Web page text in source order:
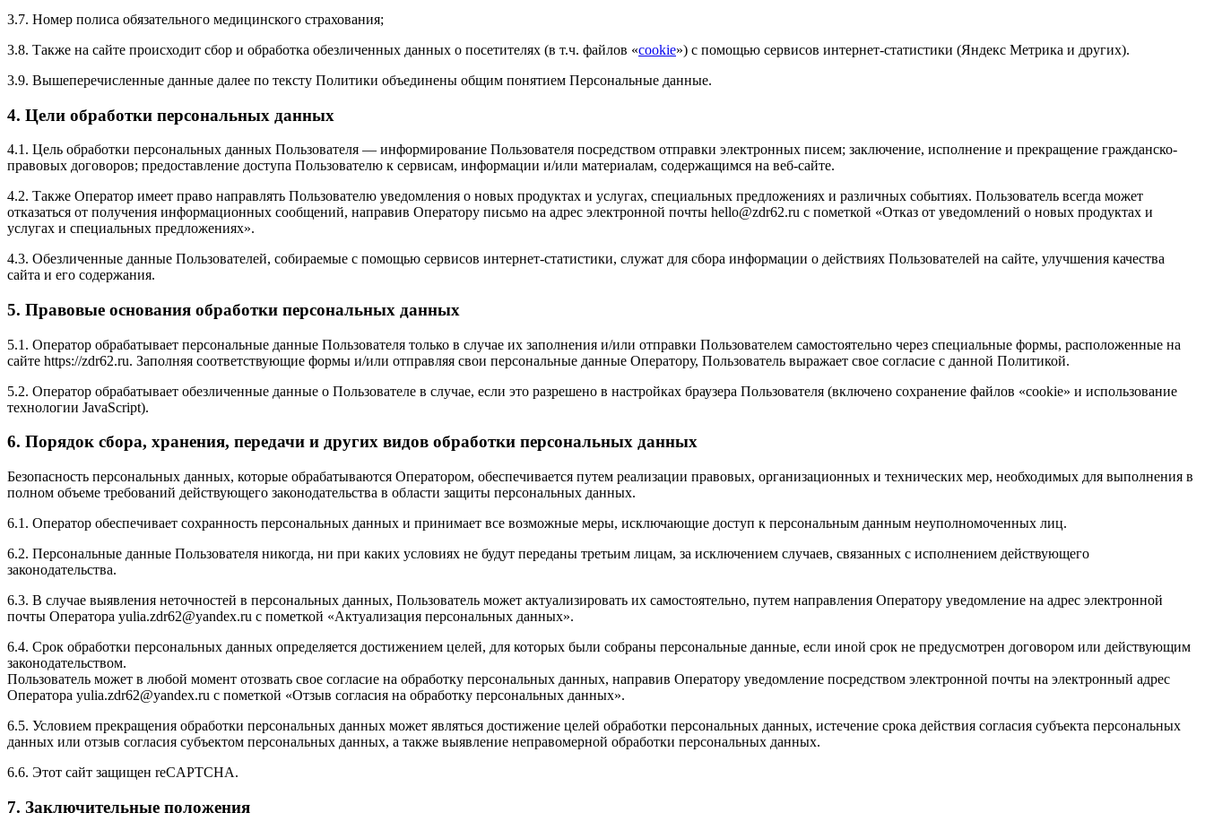
3.7. Номер полиса обязательного медицинского страхования;
3.8. Также на сайте происходит сбор и обработка обезличенных данных о посетителях (в т.ч. файлов «cookie») с помощью сервисов интернет-статистики (Яндекс Метрика и других).
3.9. Вышеперечисленные данные далее по тексту Политики объединены общим понятием Персональные данные.
4. Цели обработки персональных данных
4.1. Цель обработки персональных данных Пользователя — информирование Пользователя посредством отправки электронных писем; заключение, исполнение и прекращение гражданско-
правовых договоров; предоставление доступа Пользователю к сервисам, информации и/или материалам, содержащимся на веб-сайте.
4.2. Также Оператор имеет право направлять Пользователю уведомления о новых продуктах и услугах, специальных предложениях и различных событиях. Пользователь всегда может
отказаться от получения информационных сообщений, направив Оператору письмо на адрес электронной почты hello@zdr62.ru с пометкой «Отказ от уведомлений о новых продуктах и
услугах и специальных предложениях».
4.3. Обезличенные данные Пользователей, собираемые с помощью сервисов интернет-статистики, служат для сбора информации о действиях Пользователей на сайте, улучшения качества
сайта и его содержания.
5. Правовые основания обработки персональных данных
5.1. Оператор обрабатывает персональные данные Пользователя только в случае их заполнения и/или отправки Пользователем самостоятельно через специальные формы, расположенные на
сайте https://zdr62.ru. Заполняя соответствующие формы и/или отправляя свои персональные данные Оператору, Пользователь выражает свое согласие с данной Политикой.
5.2. Оператор обрабатывает обезличенные данные о Пользователе в случае, если это разрешено в настройках браузера Пользователя (включено сохранение файлов «cookie» и использование
технологии JavaScript).
6. Порядок сбора, хранения, передачи и других видов обработки персональных данных
Безопасность персональных данных, которые обрабатываются Оператором, обеспечивается путем реализации правовых, организационных и технических мер, необходимых для выполнения в
полном объеме требований действующего законодательства в области защиты персональных данных.
6.1. Оператор обеспечивает сохранность персональных данных и принимает все возможные меры, исключающие доступ к персональным данным неуполномоченных лиц.
6.2. Персональные данные Пользователя никогда, ни при каких условиях не будут переданы третьим лицам, за исключением случаев, связанных с исполнением действующего
законодательства.
6.3. В случае выявления неточностей в персональных данных, Пользователь может актуализировать их самостоятельно, путем направления Оператору уведомление на адрес электронной
почты Оператора yulia.zdr62@yandex.ru с пометкой «Актуализация персональных данных».
6.4. Срок обработки персональных данных определяется достижением целей, для которых были собраны персональные данные, если иной срок не предусмотрен договором или действующим
законодательством.
Пользователь может в любой момент отозвать свое согласие на обработку персональных данных, направив Оператору уведомление посредством электронной почты на электронный адрес
Оператора yulia.zdr62@yandex.ru с пометкой «Отзыв согласия на обработку персональных данных».
6.5. Условием прекращения обработки персональных данных может являться достижение целей обработки персональных данных, истечение срока действия согласия субъекта персональных
данных или отзыв согласия субъектом персональных данных, а также выявление неправомерной обработки персональных данных.
6.6. Этот сайт защищен reCAPTCHA.
7. Заключительные положения